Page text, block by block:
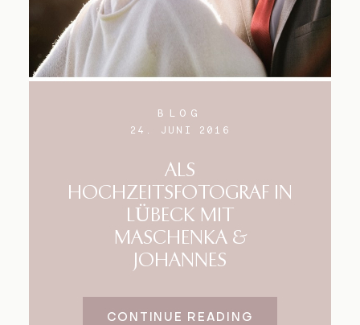
BLOG
24. JUNI 2016
ALS
HOCHZEITSFOTOGRAF IN
LÜBECK MIT
MASCHENKA &
JOHANNES
CONTINUE READING